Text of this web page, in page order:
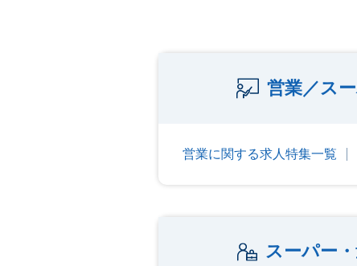
営業／ス
営業に関する求人特集一覧
スーパー